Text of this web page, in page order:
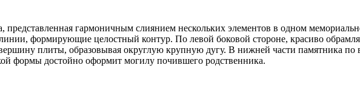
гармоничным слиянием нескольких элементов в одном
формирующие целостный контур. По левой боковой стороне, красиво
плиты, образовывая округлую крупную дугу. В нижней части памятника по
формы достойно оформит могилу почившего родственника.